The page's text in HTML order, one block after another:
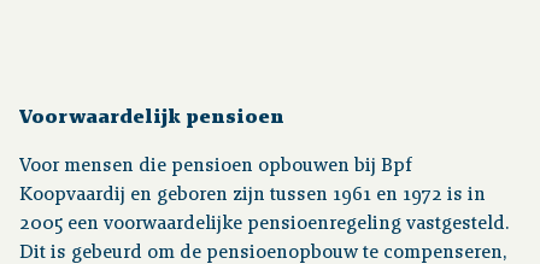
Voorwaardelijk pensioen
Voor mensen die pensioen opbouwen bij Bpf
Koopvaardij en geboren zijn tussen 1961 en 1972 is in
2005 een voorwaardelijke pensioenregeling vastgesteld.
Dit is gebeurd om de pensioenopbouw te compenseren,